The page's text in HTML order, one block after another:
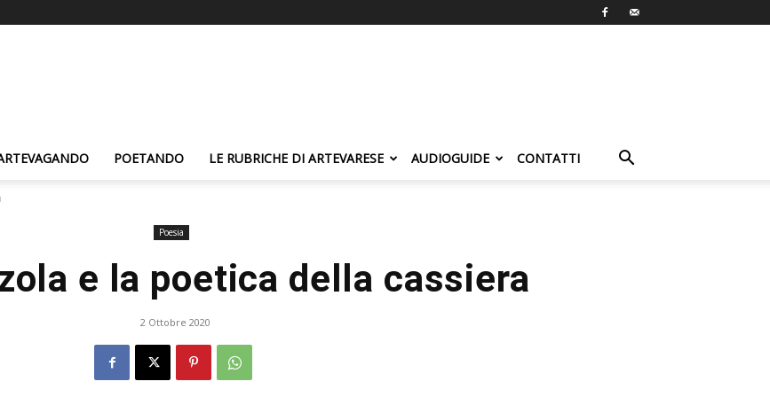
POETANDO LE RUBRICHE DI ARTEVARESE AUDIOGUIDE CONTATTI
Poesia
e la poetica della cassiera
2 Ottobre 2020